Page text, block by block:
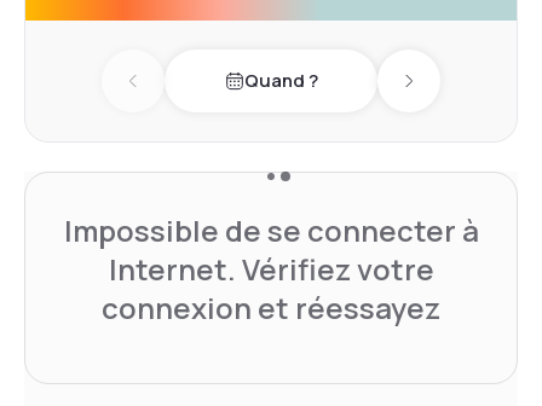
Previous dayQuand ? Next day
Impossible de se connecter à
Internet. Vérifiez votre
connexion et réessayez